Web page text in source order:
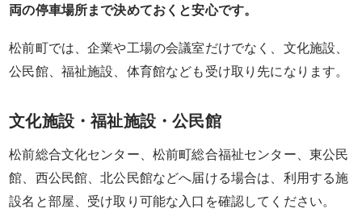
ぶ
家
の
集
ま
両の停車場所まで決めておくと安心です。
松前町では、企業や工場の会議室だけでなく、文化施設、
公民館、福祉施設、体育館なども受け取り先になります。
文化施設・福祉施設・公民館
松前総合文化センター、松前町総合福祉センター、東公民
館、西公民館、北公民館などへ届ける場合は、利用する施
設名と部屋、受け取り可能な入口を確認してください。